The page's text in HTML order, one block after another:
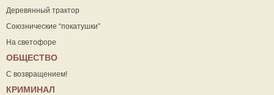
Деревянный трактор
Союзнические “покатушки”
На светофоре
ОБЩЕСТВО
С возвращением!
КРИМИНАЛ